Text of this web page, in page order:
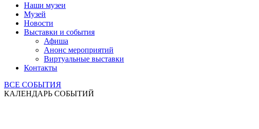
Наши музеи
Музей
Новости
Выставки и события
Афиша
Анонс мероприятий
Виртуальные выставки
Контакты
ВСЕ СОБЫТИЯ
КАЛЕНДАРЬ СОБЫТИЙ